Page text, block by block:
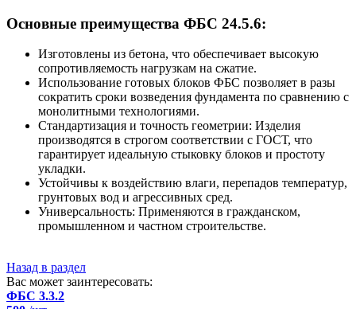
Основные преимущества ФБС 24.5.6:
Изготовлены из бетона, что обеспечивает высокую
сопротивляемость нагрузкам на сжатие.
Использование готовых блоков ФБС позволяет в разы
сократить сроки возведения фундамента по сравнению с
монолитными технологиями.
Стандартизация и точность геометрии: Изделия
производятся в строгом соответствии с ГОСТ, что
гарантирует идеальную стыковку блоков и простоту
укладки.
Устойчивы к воздействию влаги, перепадов температур,
грунтовых вод и агрессивных сред.
Универсальность: Применяются в гражданском,
промышленном и частном строительстве.
Назад в раздел
Вас может заинтересовать:
ФБС 3.3.2